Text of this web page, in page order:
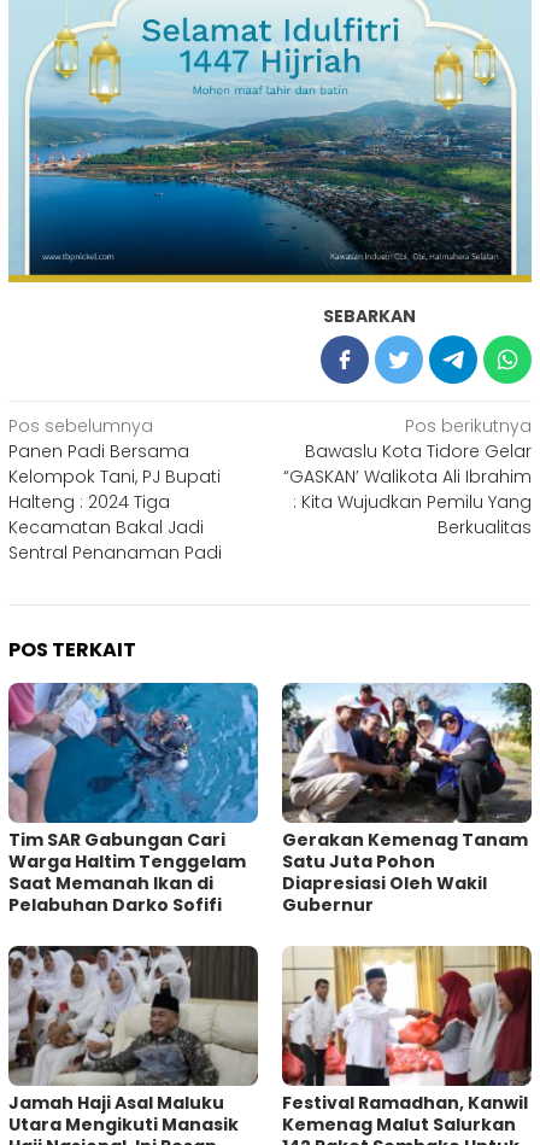
SEBARKAN
Navigasi
pos
Pos sebelumnya
Panen Padi Bersama
Kelompok Tani, PJ Bupati
Halteng : 2024 Tiga
Kecamatan Bakal Jadi
Sentral Penanaman Padi
Pos berikutnya
Bawaslu Kota Tidore Gelar
“GASKAN’ Walikota Ali Ibrahim
: Kita Wujudkan Pemilu Yang
Berkualitas
POS TERKAIT
Tim SAR Gabungan Cari
Warga Haltim Tenggelam
Saat Memanah Ikan di
Pelabuhan Darko Sofifi
Gerakan Kemenag Tanam
Satu Juta Pohon
Diapresiasi Oleh Wakil
Gubernur
Jamah Haji Asal Maluku
Utara Mengikuti Manasik
Festival Ramadhan, Kanwil
Kemenag Malut Salurkan